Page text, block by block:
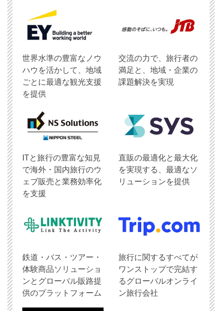
世界水準の豊富なノウ
ハウを活かして、地域
ごとに最適な観光支援
を提供
交流の力で、旅行者の
満足と、地域・企業の
課題解決を実現
ITと旅行の豊富な知見
で海外・国内旅行のウ
ェブ販売と業務効率化
を支援
直販の最適化と最大化
を実現する、最適なソ
リューションを提供
鉄道・バス・ツアー・
体験商品ソリューショ
ンとグローバル販路提
供のプラットフォーム
旅行に関するすべてが
ワンストップで完結す
るグローバルオンライ
ン旅行会社